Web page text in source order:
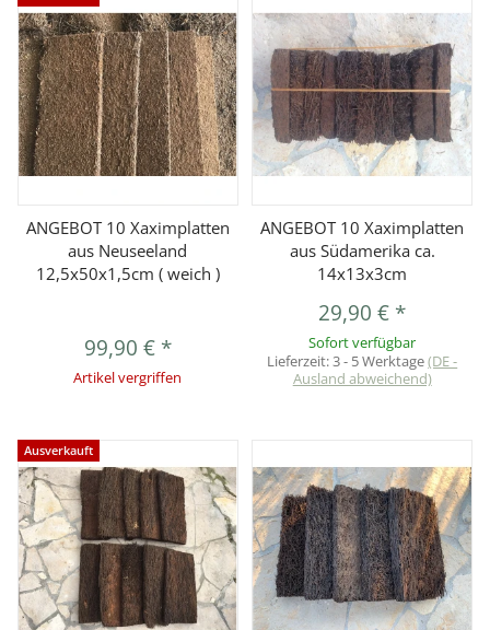
ANGEBOT 10 Xaximplatten
aus Neuseeland
12,5x50x1,5cm ( weich )
99,90 € *
Artikel vergriffen
ANGEBOT 10 Xaximplatten
aus Südamerika ca.
14x13x3cm
29,90 € *
Sofort verfügbar
Lieferzeit:3 - 5 Werktage(DE -
Ausland abweichend)
Ausverkauft